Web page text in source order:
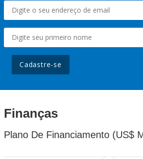
Cadastre-se
Finanças
Plano De Financiamento (US$